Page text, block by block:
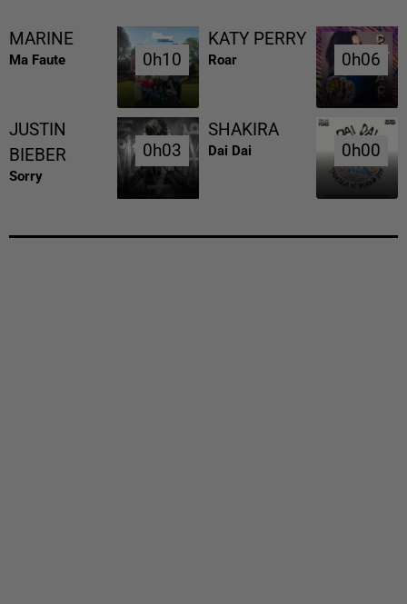
MARINE
Ma Faute 0h10
0h10
KATY PERRY
Roar 0h06
0h06
JUSTIN
BIEBER
Sorry
0h03
0h03
SHAKIRA
Dai Dai 0h00
0h00